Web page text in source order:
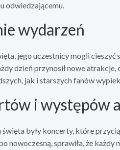
odwiedzającemu.
wydarzeń
jego uczestnicy mogli
dzień przynosił nowe
jak i starszych fanów
i występów
były koncerty, które
nowoczesną, sprawiła, że